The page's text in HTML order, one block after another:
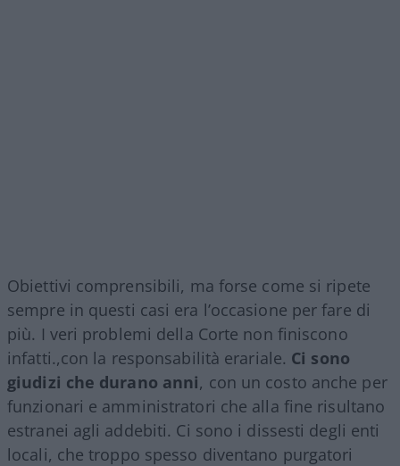
Obiettivi comprensibili, ma forse come si ripete
sempre in questi casi era l’occasione per fare di
più. I veri problemi della Corte non finiscono
infatti.,con la responsabilità erariale. Ci sono
giudizi che durano anni, con un costo anche per
funzionari e amministratori che alla fine risultano
estranei agli addebiti. Ci sono i dissesti degli enti
locali, che troppo spesso diventano purgatori